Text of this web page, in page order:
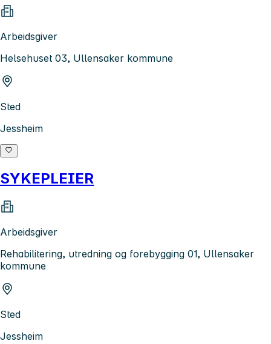
Arbeidsgiver
Helsehuset 03, Ullensaker kommune
Sted
Jessheim
SYKEPLEIER
Arbeidsgiver
Rehabilitering, utredning og forebygging 01, Ullensaker
kommune
Sted
Jessheim